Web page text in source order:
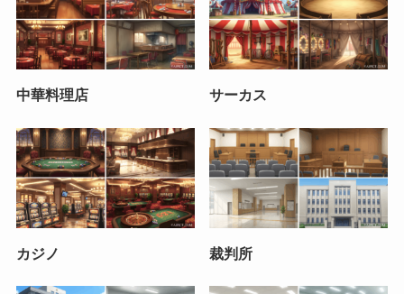
中華料理店 サーカス
カジノ 裁判所